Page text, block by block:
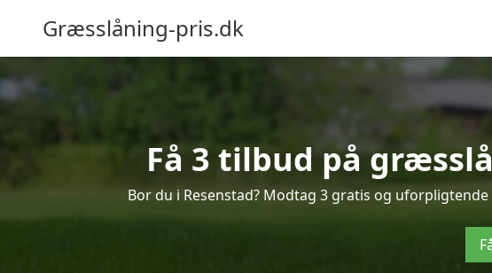
Græsslåning-pris.dk
Få 3 tilbud på
Bor du i Resenstad? Modtag 3 gratis og